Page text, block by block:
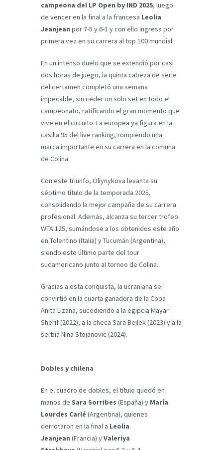
campeona del LP Open by IND 2025, luego
de vencer en la final a la francesa Leolia
Jeanjean por 7-5 y 6-1 y con ello ingresa por
primera vez en su carrera al top 100 mundial.
En un intenso duelo que se extendió por casi
dos horas de juego, la quinta cabeza de serie
del certamen completó una semana
impecable, sin ceder un solo set en todo el
campeonato, ratificando el gran momento que
vive en el circuito. La europea ya figura en la
casilla 95 del live ranking, rompiendo una
marca importante en su carrera en la comuna
de Colina.
Con este triunfo, Oliynykova levanta su
séptimo título de la temporada 2025,
consolidando la mejor campaña de su carrera
profesional. Además, alcanza su tercer trofeo
WTA 125, sumándose a los obtenidos este año
en Tolentino (Italia) y Tucumán (Argentina),
siendo este último parte del tour
sudamericano junto al torneo de Colina.
Gracias a esta conquista, la ucraniana se
convirtió en la cuarta ganadora de la Copa
Anita Lizana, sucediendo a la egipcia Mayar
Sherif (2022), a la checa Sara Bejlek (2023) y a la
serbia Nina Stojanovic (2024).
Dobles y chilena
En el cuadro de dobles, el título quedó en
manos deSara Sorribes (España) y María
Lourdes Carlé (Argentina), quienes
derrotaron en la final a Leolia
Jeanjean (Francia) yValeriya